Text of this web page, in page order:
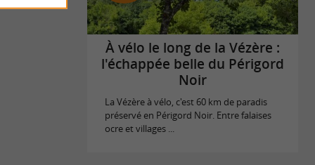
À vélo le long de la Vézère :
l'échappée belle du Périgord
Noir
La Vézère à vélo, c'est 60 km de paradis
préservé en Périgord Noir. Entre falaises
ocre et villages ...